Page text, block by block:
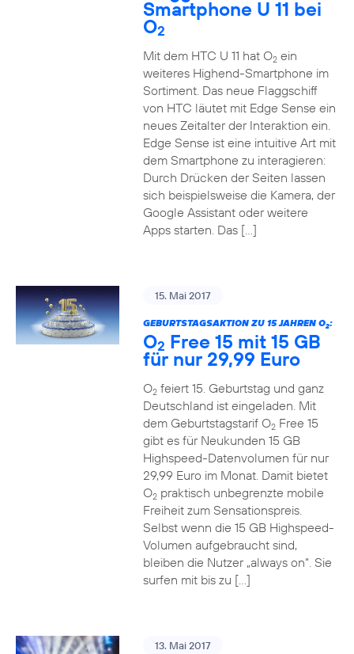
Smartphone U 11 bei
O2
Mit dem HTC U 11 hat O2ein
weiteres Highend-Smartphone im
Sortiment. Das neue Flaggschiff
von HTC läutet mit Edge Sense ein
neues Zeitalter der Interaktion ein.
Edge Sense ist eine intuitive Art mit
dem Smartphone zu interagieren:
Durch Drücken der Seiten lassen
sich beispielsweise die Kamera, der
Google Assistant oder weitere
Apps starten. Das […]
15. Mai 2017
GEBURTSTAGSAKTION ZU 15 JAHREN O2:
O2 Free 15 mit 15 GB
für nur 29,99 Euro
O2feiert 15. Geburtstag und ganz
Deutschland ist eingeladen. Mit
dem Geburtstagstarif O2Free 15
gibt es für Neukunden 15 GB
Highspeed-Datenvolumen für nur
29,99 Euro im Monat. Damit bietet
O2praktisch unbegrenzte mobile
Freiheit zum Sensationspreis.
Selbst wenn die 15 GB Highspeed-
Volumen aufgebraucht sind,
bleiben die Nutzer „always on“. Sie
surfen mit bis zu […]
13. Mai 2017